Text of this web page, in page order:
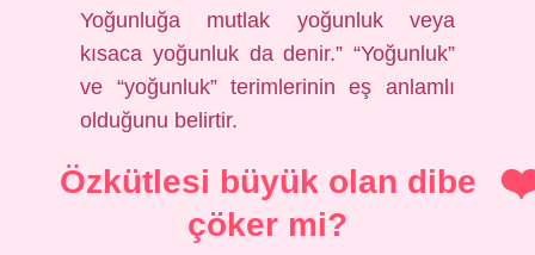
Yoğunluğa mutlak yoğunluk veya
kısaca yoğunluk da denir.” “Yoğunluk”
ve “yoğunluk” terimlerinin eş anlamlı
olduğunu belirtir.
Özkütlesi büyük olan dibe
çöker mi?